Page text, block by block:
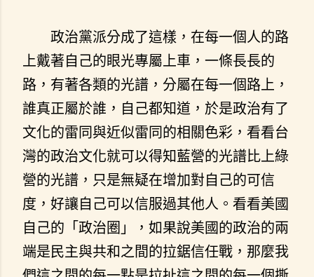
政治黨派分成了這樣，在每一個人的路
上戴著自己的眼光專屬上車，一條長長的
路，有著各類的光譜，分屬在每一個路上，
誰真正屬於誰，自己都知道，於是政治有了
文化的雷同與近似雷同的相關色彩，看看台
灣的政治文化就可以得知藍營的光譜比上綠
營的光譜，只是無疑在增加對自己的可信
度，好讓自己可以信服過其他人。看看美國
自己的「政治圈」，如果說美國的政治的兩
端是民主與共和之間的拉鋸信任戰，那麼我